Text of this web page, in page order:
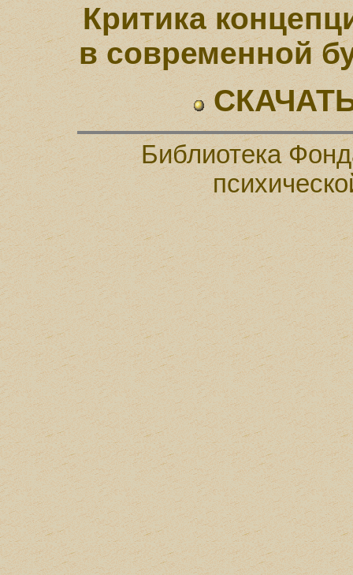
Критика
в современной
Библиотека